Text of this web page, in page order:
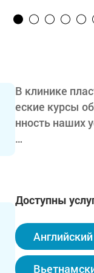
В клинике
еские курсы
нность наших
Наша
В нашей
Кроме того, в
Доступны
Английский